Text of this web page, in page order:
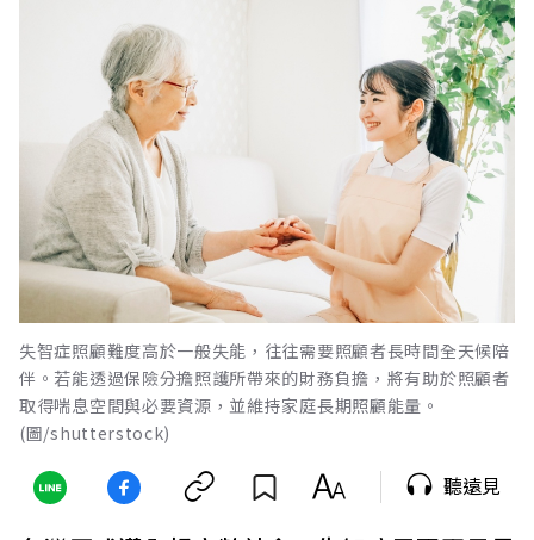
失智症照顧難度高於一般失能，往往需要照顧者長時間全天候陪
伴。若能透過保險分擔照護所帶來的財務負擔，將有助於照顧者
取得喘息空間與必要資源，並維持家庭長期照顧能量。
(圖/shutterstock)
聽遠見